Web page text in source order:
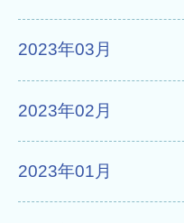
2023年03月
2023年02月
2023年01月